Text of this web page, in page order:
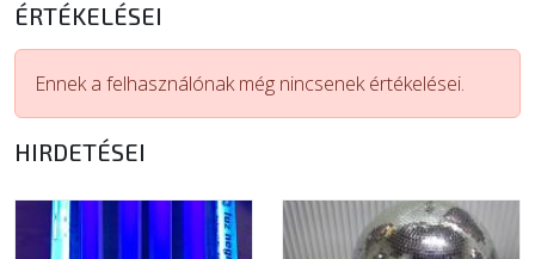
ÚJ TERMÉKEK
ÉRTÉKELÉSEI
Ennek a felhasználónak még nincsenek értékelései.
HIRDETÉSEI